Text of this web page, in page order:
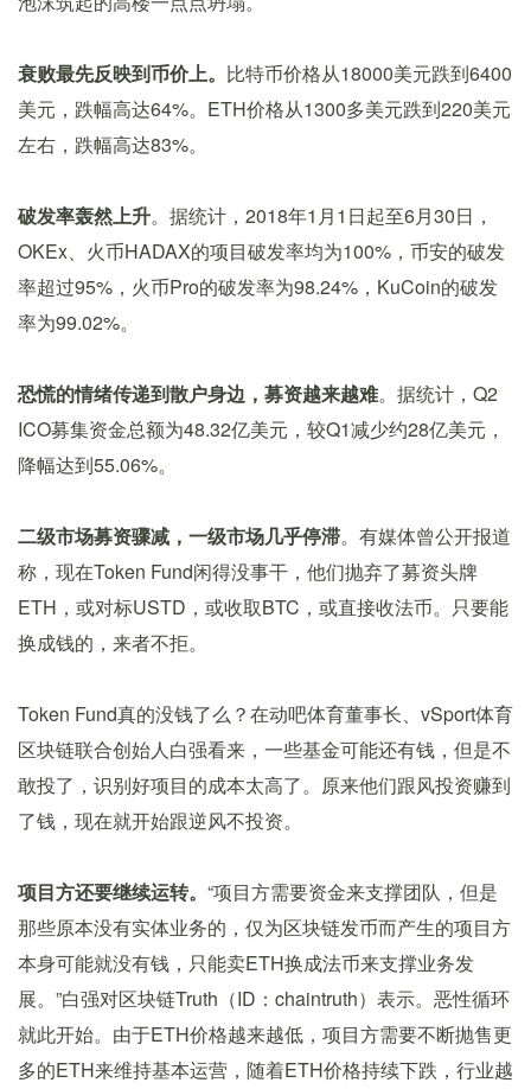
衰败最先反映到币价上。 比特币价格从18000美元跌到6400
美元，跌幅高达64%。ETH价格从1300多美元跌到220美元
左右，跌幅高达83%。
破发率轰然上升。据统计，2018年1月1日起至6月30日，
OKEx、火币HADAX的项目破发率均为100%，币安的破发
率超过95%，火币Pro的破发率为98.24%，KuCoin的破发
率为99.02%。
恐慌的情绪传递到散户身边，募资越来越难。据统计，Q2
ICO募集资金总额为48.32亿美元，较Q1减少约28亿美元，
降幅达到55.06%。
二级市场募资骤减，一级市场几乎停滞。有媒体曾公开报道
称，现在Token Fund闲得没事干，他们抛弃了募资头牌
ETH，或对标USTD，或收取BTC，或直接收法币。只要能
换成钱的，来者不拒。
Token Fund真的没钱了么？在动吧体育董事长、vSport体育
区块链联合创始人白强看来，一些基金可能还有钱，但是不
敢投了，识别好项目的成本太高了。原来他们跟风投资赚到
了钱，现在就开始跟逆风不投资。
项目方还要继续运转。 “项目方需要资金来支撑团队，但是
那些原本没有实体业务的，仅为区块链发币而产生的项目方
本身可能就没有钱，只能卖ETH换成法币来支撑业务发
展。”白强对区块链Truth（ID：chaintruth）表示。恶性循环
就此开始。由于ETH价格越来越低，项目方需要不断抛售更
多的ETH来维持基本运营，随着ETH价格持续下跌，行业越